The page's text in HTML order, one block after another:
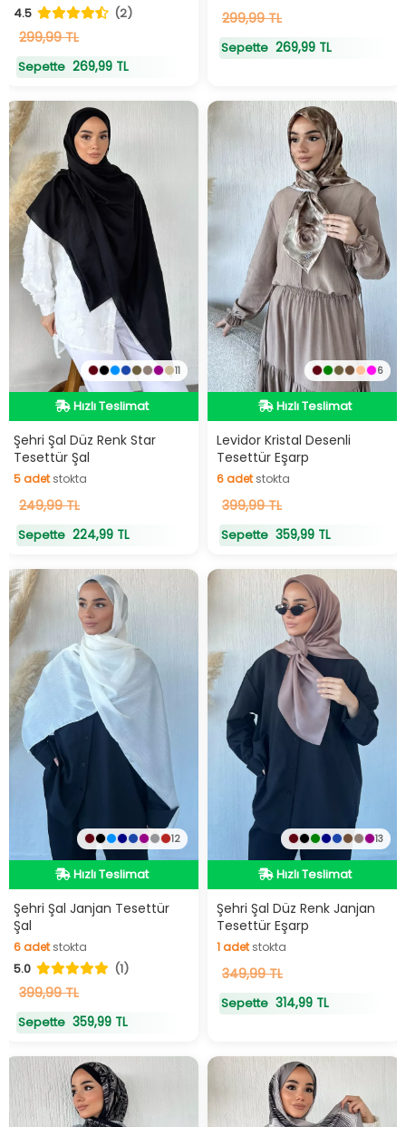
2adetstokta
4.5 (2)
299,99 TL
Sepette 269,99 TL
5adetstokta
299,99 TL
Sepette 269,99 TL
11
Hızlı Teslimat
Hızlı Teslimat
Şehri Şal Düz Renk Star
Tesettür Şal
5adetstokta
5adetstokta
249,99 TL
Sepette 224,99 TL
6
Hızlı Teslimat
Hızlı Teslimat
Levidor Kristal Desenli
Tesettür Eşarp
6adetstokta
6adetstokta
399,99 TL
Sepette 359,99 TL
12
Hızlı Teslimat
Hızlı Teslimat
Şehri Şal Janjan Tesettür
Şal
6adetstokta
6adetstokta
5.0 (1)
399,99 TL
Sepette 359,99 TL
13
Hızlı Teslimat
Hızlı Teslimat
Şehri Şal Düz Renk Janjan
Tesettür Eşarp
1adetstokta
adetstokta
349,99 TL
Sepette 314,99 TL